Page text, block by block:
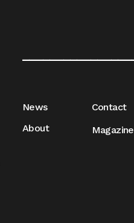
News
About
Contact
Magazine